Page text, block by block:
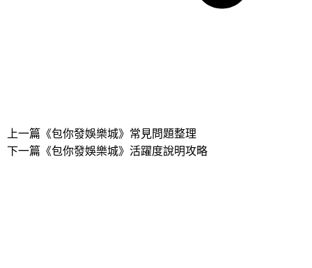
上一篇 《包你發娛樂城》常見問題整理
下一篇 《包你發娛樂城》活躍度說明攻略